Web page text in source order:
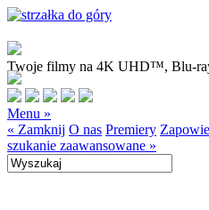
Twoje filmy na 4K UHD™, Blu-
Menu »
« Zamknij O nas Premiery
szukanie zaawansowane »